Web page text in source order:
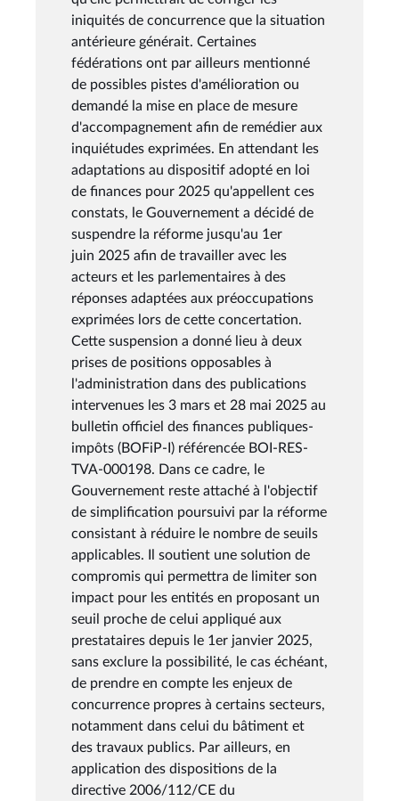
iniquités de concurrence que la situation
antérieure générait. Certaines
fédérations ont par ailleurs mentionné
de possibles pistes d'amélioration ou
demandé la mise en place de mesure
d'accompagnement afin de remédier aux
inquiétudes exprimées. En attendant les
adaptations au dispositif adopté en loi
de finances pour 2025 qu'appellent ces
constats, le Gouvernement a décidé de
suspendre la réforme jusqu'au 1er
juin 2025 afin de travailler avec les
acteurs et les parlementaires à des
réponses adaptées aux préoccupations
exprimées lors de cette concertation.
Cette suspension a donné lieu à deux
prises de positions opposables à
l'administration dans des publications
intervenues les 3 mars et 28 mai 2025 au
bulletin officiel des finances publiques-
impôts (BOFiP-I) référencée BOI-RES-
TVA-000198. Dans ce cadre, le
Gouvernement reste attaché à l'objectif
de simplification poursuivi par la réforme
consistant à réduire le nombre de seuils
applicables. Il soutient une solution de
compromis qui permettra de limiter son
impact pour les entités en proposant un
seuil proche de celui appliqué aux
prestataires depuis le 1er janvier 2025,
sans exclure la possibilité, le cas échéant,
de prendre en compte les enjeux de
concurrence propres à certains secteurs,
notamment dans celui du bâtiment et
des travaux publics. Par ailleurs, en
application des dispositions de la
directive 2006/112/CE du